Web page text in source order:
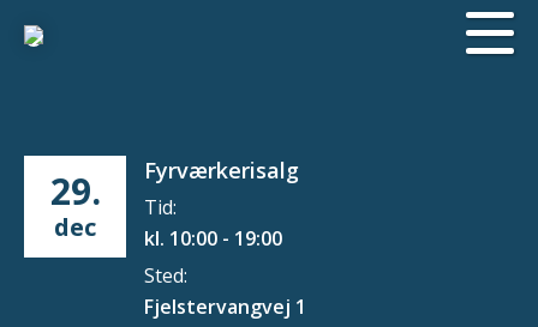
29.
dec
Fyrværkerisalg
Tid:
kl. 10:00 - 19:00
Sted:
Fjelstervangvej 1